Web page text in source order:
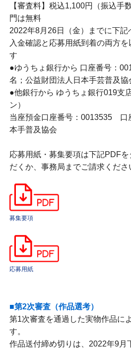
【審査料】税込1,100円（振込
門は無料
2022年8月26日（金）までに下記
入金確認と応募用紙到着の両方
す
●ゆうちょ銀行から 口座番号：
名；公益財団法人日本手芸普及協
●他銀行から ゆうちょ銀行019支
ン）
当座預金口座番号：0013535 口
本手普及協会
応募用紙・募集要項は下記PDF
だくか、事務局までご請求くださ
募集要項
応募用紙
■第2次審査（作品選考）
第1次審査を通過した実物作品に
す。
作品送付締め切りは、2022年9月